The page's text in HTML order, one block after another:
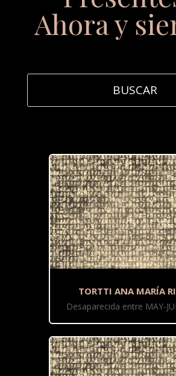
Ahora y
TORTTI ANA MARÍA
Desaparecida entre MAY-